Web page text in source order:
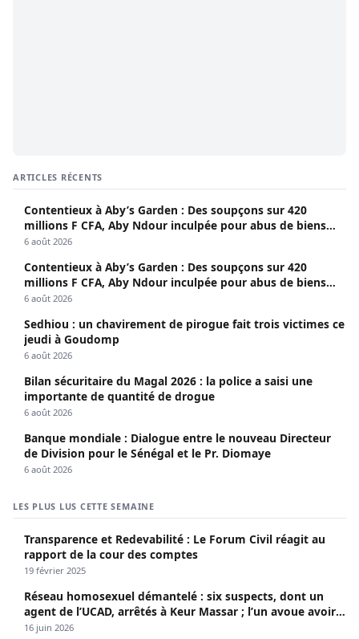
ARTICLES RÉCENTS
Contentieux à Aby’s Garden : Des soupçons sur 420
millions F CFA, Aby Ndour inculpée pour abus de biens
sociaux
6 août 2026
Contentieux à Aby’s Garden : Des soupçons sur 420
millions F CFA, Aby Ndour inculpée pour abus de biens
sociaux
6 août 2026
Sedhiou : un chavirement de pirogue fait trois victimes ce
jeudi à Goudomp
6 août 2026
Bilan sécuritaire du Magal 2026 : la police a saisi une
importante de quantité de drogue
6 août 2026
Banque mondiale : Dialogue entre le nouveau Directeur
de Division pour le Sénégal et le Pr. Diomaye
6 août 2026
LES PLUS LUS CETTE SEMAINE
Transparence et Redevabilité : Le Forum Civil réagit au
rapport de la cour des comptes
19 février 2025
Réseau homosexuel démantelé : six suspects, dont un
agent de l’UCAD, arrêtés à Keur Massar ; l’un avoue avoir
propagé le VIH depuis 2018
16 juin 2026